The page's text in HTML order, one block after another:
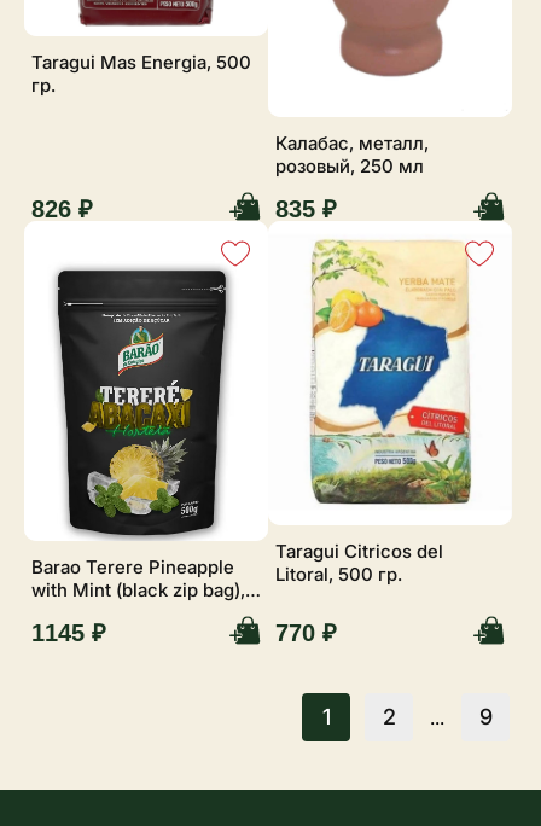
Taragui Mas Energia, 500
гр.
826 ₽
Калабас, металл,
розовый, 250 мл
835 ₽
Barao Terere Pineapple
with Mint (black zip bag),
1145 ₽
Taragui Citricos del
Litoral, 500 гр.
770 ₽
1 2 ... 9